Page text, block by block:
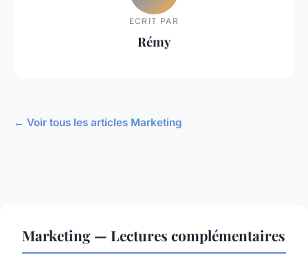
ECRIT PAR
Rémy
← Voir tous les articles Marketing
Marketing — Lectures complémentaires